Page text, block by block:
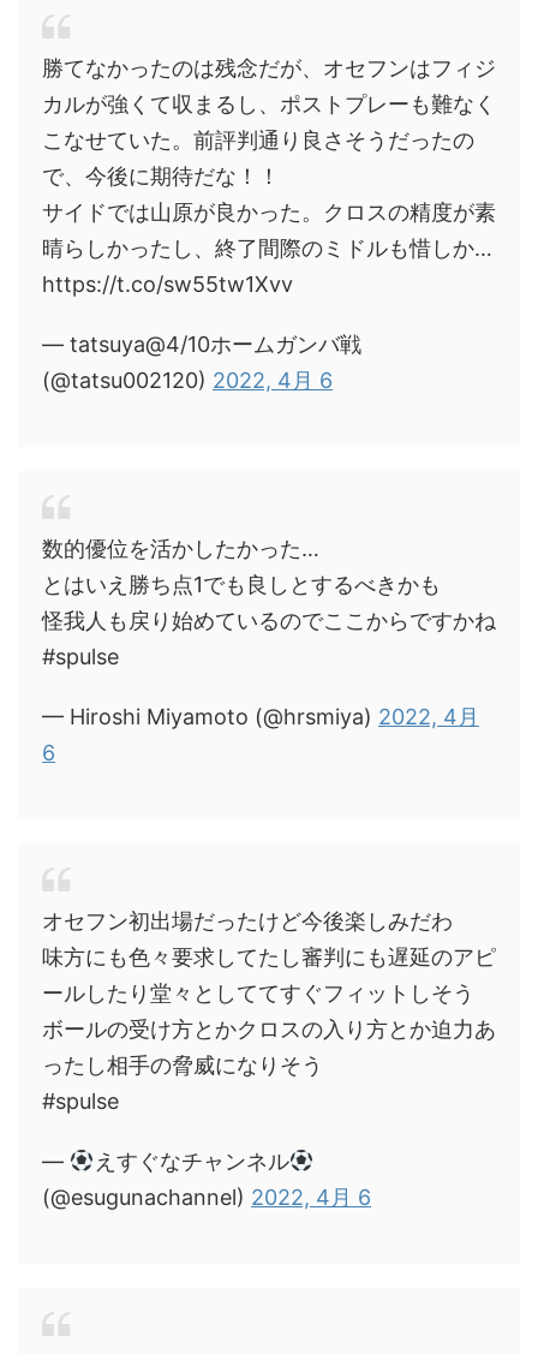
勝てなかったのは残念だが、オセフンはフィジ
カルが強くて収まるし、ポストプレーも難なく
こなせていた。前評判通り良さそうだったの
で、今後に期待だな！！
サイドでは山原が良かった。クロスの精度が素
晴らしかったし、終了間際のミドルも惜しか…
https://t.co/sw55tw1Xvv
— tatsuya@4/10ホームガンバ戦
(@tatsu002120) 2022, 4月 6
数的優位を活かしたかった…
とはいえ勝ち点1でも良しとするべきかも
怪我人も戻り始めているのでここからですかね
#spulse
— Hiroshi Miyamoto (@hrsmiya) 2022, 4月
6
オセフン初出場だったけど今後楽しみだわ
味方にも色々要求してたし審判にも遅延のアピ
ールしたり堂々としててすぐフィットしそう
ボールの受け方とかクロスの入り方とか迫力あ
ったし相手の脅威になりそう
#spulse
—
えすぐなチャンネル
(@esugunachannel) 2022, 4月 6